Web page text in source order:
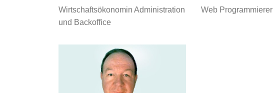
Wirtschaftsökonomin Administration
und Backoffice
Web Programmierer